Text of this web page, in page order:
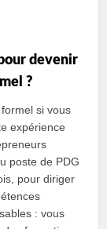
devenir
?
si vous
expérience
poste de PDG
pour diriger
: vous